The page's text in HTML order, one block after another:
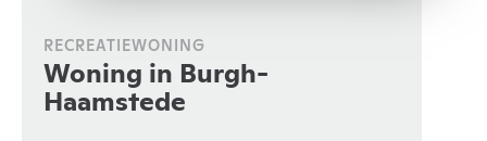
RECREATIEWONING
Woning in Burgh-
Haamstede